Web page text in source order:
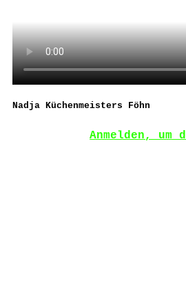
Nadja Küchenmeisters Föhn
Anmelden, um